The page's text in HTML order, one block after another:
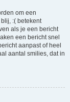
om een
:( betekent
als je een bericht
een bericht snel
aanpast of heel
aantal smilies, dat in